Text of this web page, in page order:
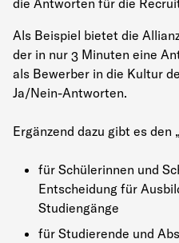
Als Beispiel bietet die
der in nur 3 Minuten eine
als Bewerber in die Kultur
Ja/Nein-Antworten.
Ergänzend dazu gibt es den
für Schülerinnen und
Entscheidung für
Studiengänge
für Studierende und